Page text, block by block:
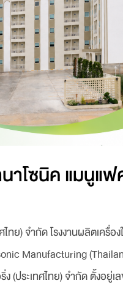
โซนิค แมนูแฟ
ทย) จำกัด โรงงานผลิตเครื่อ
Manufacturing
(ประเทศไทย) จำกัด ตั้งอยู่เ